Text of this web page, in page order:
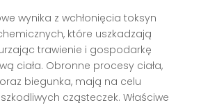
wynika z wchłonięcia toksyn
które uszkadzają
trawienie i gospodarkę
ciała. Obronne procesy ciała,
biegunka, mają na celu
cząsteczek. Właściwe